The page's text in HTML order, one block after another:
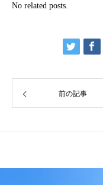
No related posts.
前の記事